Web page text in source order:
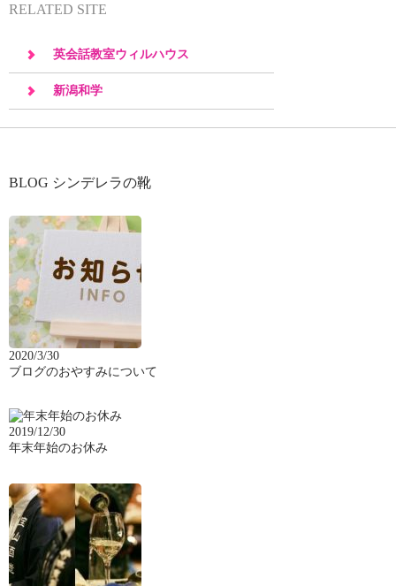
RELATED SITE
英会話教室ウィルハウス
新潟和学
BLOG シンデレラの靴
2020/3/30
ブログのおやすみについて
2019/12/30
年末年始のお休み